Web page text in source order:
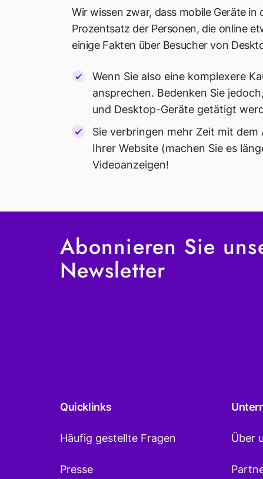
Wir wissen zwar, dass mobile Geräte
Prozentsatz der Personen, die online
einige Fakten über Besucher von
Wenn Sie also eine komplexere
ansprechen. Bedenken Sie
und Desktop-Geräte getätigt
Sie verbringen mehr Zeit mit
Ihrer Website (machen Sie es
Videoanzeigen!
Abonnieren Sie
Newsletter
Quicklinks
Häufig gestellte Fragen
Presse
Über